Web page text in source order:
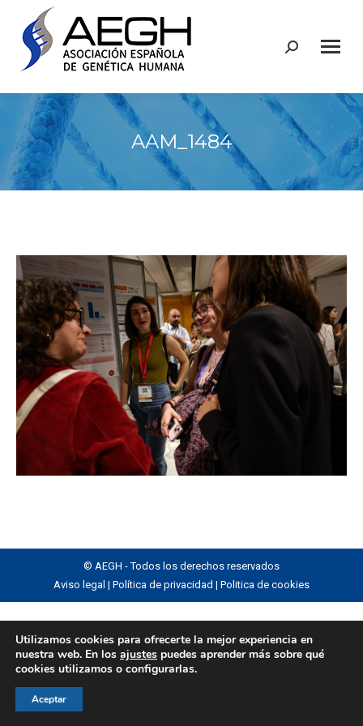
Buscar:
AAM_1484
© AEGH - Todos los derechos reservados
Aviso legal | Política de privacidad | Politica de cookies
Utilizamos cookies para ofrecerte la mejor experiencia en
nuestra web. En los ajustes puedes aprender más sobre qué
cookies utilizamos o configurarlas.
Aceptar